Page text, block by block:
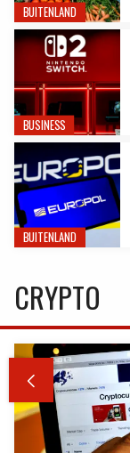
BUITENLAND
BUSINESS
BUITENLAND
CRYPTO
